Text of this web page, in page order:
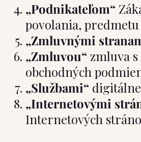
„Podnikateľom“
povolania,
„Zmluvnými
„Zmluvou“ zmluva
obchodných
„Službami“
„Internetovými
Internetových